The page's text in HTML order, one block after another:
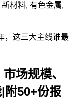
新材料, 有色金属,
，这三大主线谁最
场规模、
附50+份报